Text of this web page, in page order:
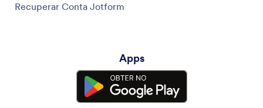
Recuperar Conta Jotform
Apps